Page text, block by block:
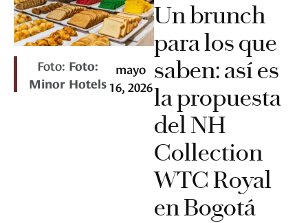
Foto: Foto:
Minor Hotels
mayo
16, 2026
Un brunch
para los que
saben: así es
la propuesta
del NH
Collection
WTC Royal
en Bogotá